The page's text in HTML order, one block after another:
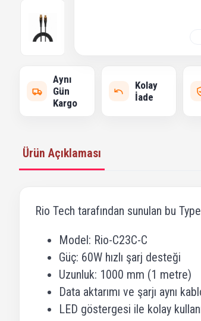
Aynı
Gün
Kargo
Kolay
İade
Ürün Açıklaması
Rio Tech tarafından sunulan bu
Model: Rio-C23C-C
Güç: 60W hızlı şarj desteği
Uzunluk: 1000 mm (1 metre)
Data aktarımı ve şarjı aynı
LED göstergesi ile kolay